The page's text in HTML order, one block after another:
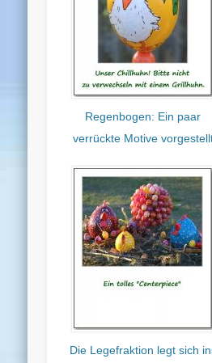
Regenbogen: Ein paar
verrückte Motive
Die Legefraktion legt sich